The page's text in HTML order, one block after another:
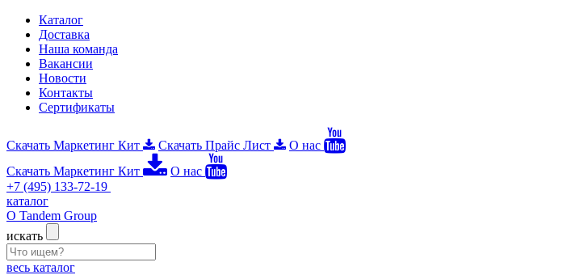
Каталог
Доставка
Наша команда
Вакансии
Новости
Контакты
Сертификаты
Скачать Маркетинг Кит Скачать Прайс Лист
О нас
Скачать Маркетинг Кит
О нас
+7 (495) 133-72-19
каталог
О Tandem Group
искать
весь каталог